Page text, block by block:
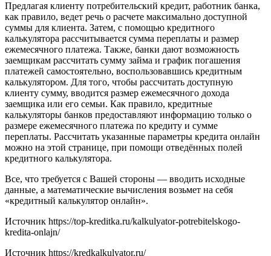
Предлагая клиенту потребительский кредит, работник банка,
как правило, ведет речь о расчете максимально доступной
суммы для клиента. Затем, с помощью кредитного
калькулятора рассчитывается сумма переплаты и размер
ежемесячного платежа. Также, банки дают возможность
заемщикам рассчитать сумму займа и график погашения
платежей самостоятельно, воспользовавшись кредитным
калькулятором. Для того, чтобы рассчитать доступную
клиенту сумму, вводится размер ежемесячного дохода
заемщика или его семьи. Как правило, кредитные
калькуляторы банков предоставляют информацию только о
размере ежемесячного платежа по кредиту и сумме
переплаты. Рассчитать указанные параметры кредита онлайн
можно на этой странице, при помощи отведённых полей
кредитного калькулятора.
Все, что требуется с Вашей стороны — вводить исходные
данные, а математические вычисления возьмет на себя
«кредитный калькулятор онлайн».
Источник https://top-kreditka.ru/kalkulyator-potrebitelskogo-
kredita-onlajn/
Источник https://kredkalkulyator.ru/